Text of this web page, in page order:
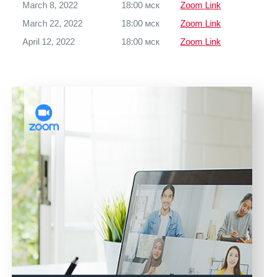
March 8, 2022
18:00 мск
Zoom Link
March 22, 2022
18:00 мск
Zoom Link
April 12, 2022
18:00 мск Zoom Link